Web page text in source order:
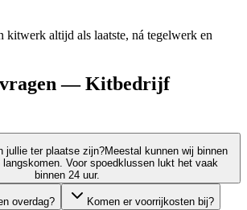
altijd als laatste, ná tegelwerk en
vragen — Kitbedrijf
jullie ter plaatse zijn?Meestal kunnen wij binnen
langskomen. Voor spoedklussen lukt het vaak
binnen 24 uur.
overdag? Komen er voorrijkosten bij?